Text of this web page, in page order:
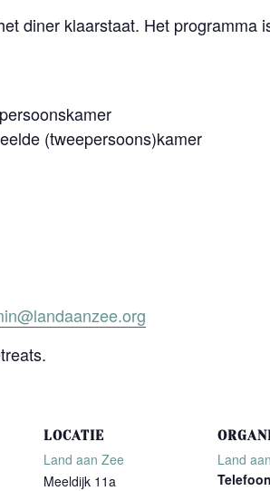
diner klaarstaat. Het programma
(tweepersoons)kamer
LOCATIE
Land aan Zee
Meeldijk 11a
Land
Telefoon